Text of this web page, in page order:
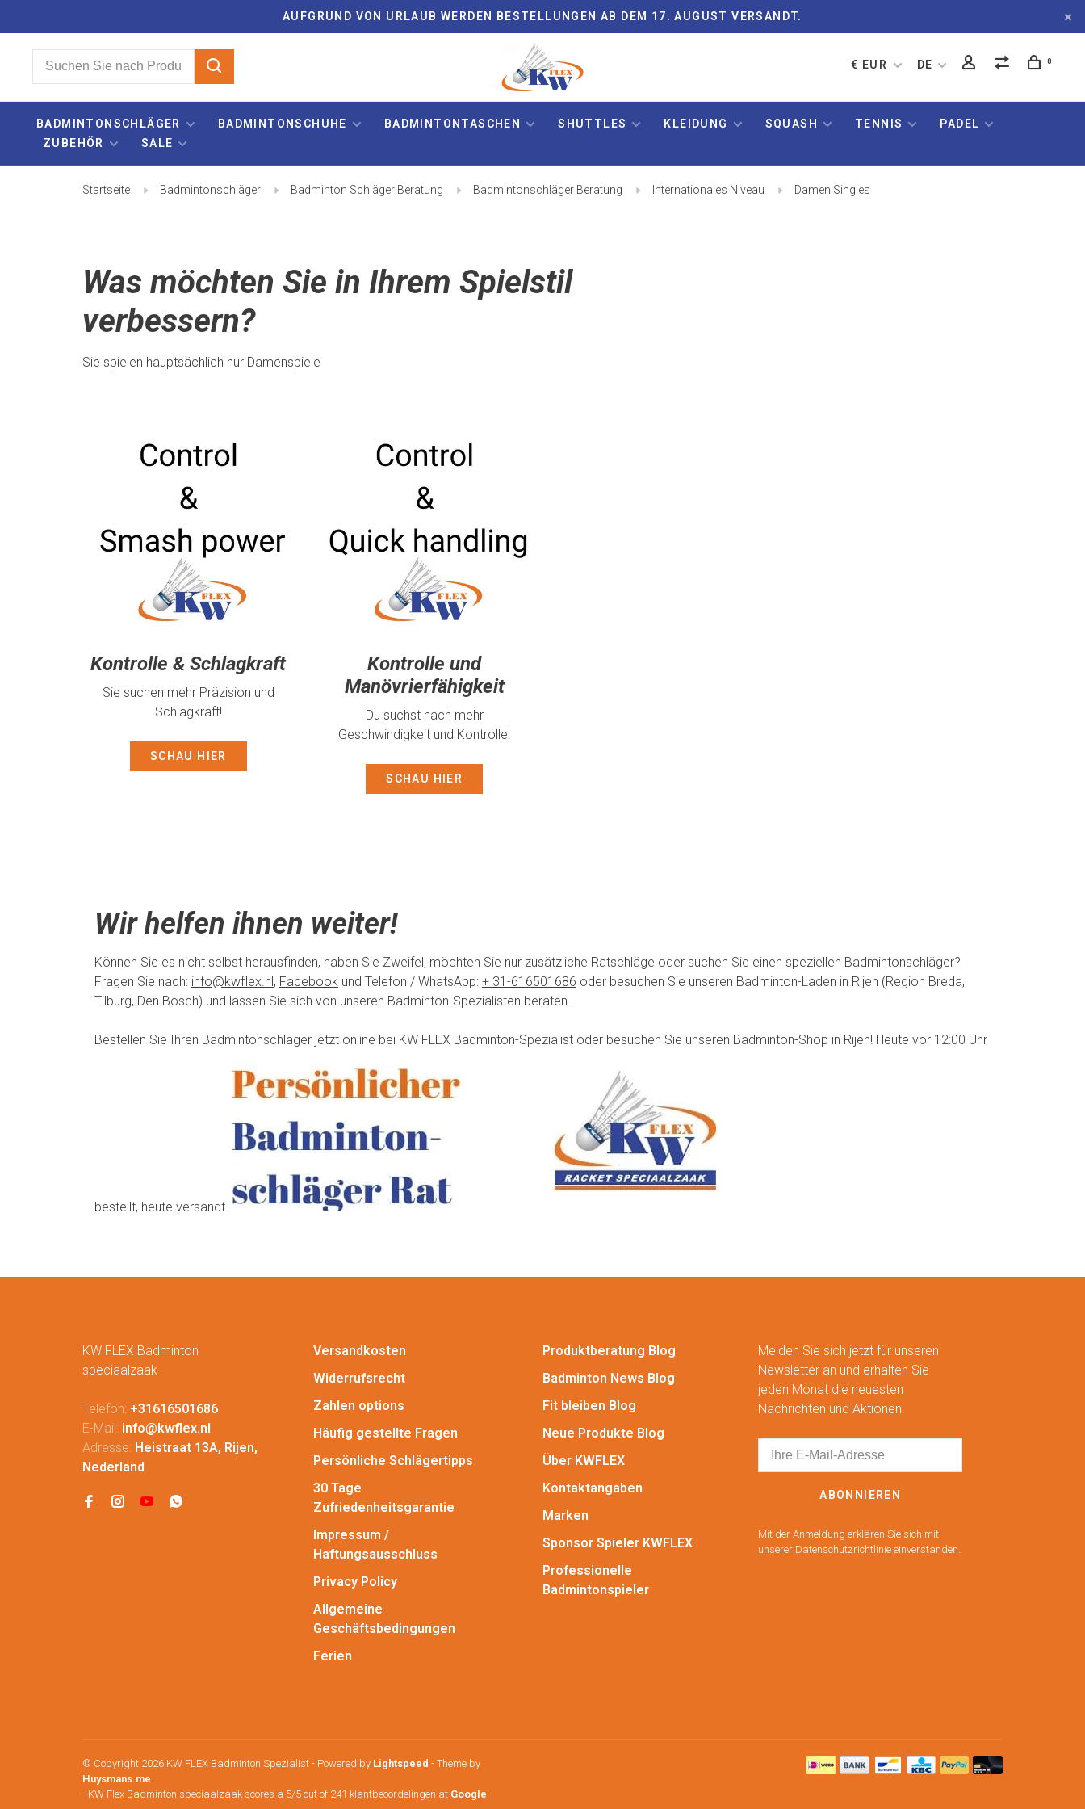
AUFGRUND VON URLAUB WERDEN BESTELLUNGEN AB DEM 17. AUGUST VERSANDT.
€ EUR DE 0
BADMINTONSCHLÄGER BADMINTONSCHUHE BADMINTONTASCHEN SHUTTLES KLEIDUNG SQUASH TENNIS
PADEL
ZUBEHÖR
SALE
Startseite Badmintonschläger Badminton Schläger Beratung Badmintonschläger Beratung Internationales Niveau Damen Singles
Was möchten Sie in Ihrem Spielstil
verbessern?
Sie spielen hauptsächlich nur Damenspiele
Kontrolle & Schlagkraft
Sie suchen mehr Präzision und
Schlagkraft!
SCHAU HIER
Kontrolle und
Manövrierfähigkeit
Du suchst nach mehr
Geschwindigkeit und Kontrolle!
SCHAU HIER
Wir helfen ihnen weiter!
Können Sie es nicht selbst herausfinden, haben Sie Zweifel, möchten Sie nur zusätzliche Ratschläge oder suchen Sie einen speziellen Badmintonschläger?
Fragen Sie nach: info@kwflex.nl, Facebook und Telefon / WhatsApp: + 31-616501686 oder besuchen Sie unseren Badminton-Laden in Rijen (Region Breda,
Tilburg, Den Bosch) und lassen Sie sich von unseren Badminton-Spezialisten beraten.
Bestellen Sie Ihren Badmintonschläger jetzt online bei KW FLEX Badminton-Spezialist oder besuchen Sie unseren Badminton-Shop in Rijen! Heute vor 12:00 Uhr
bestellt, heute versandt.
KW FLEX Badminton
speciaalzaak
Telefon: +31616501686
E-Mail: info@kwflex.nl
Adresse: Heistraat 13A, Rijen,
Nederland
Versandkosten
Widerrufsrecht
Zahlen options
Häufig gestellte Fragen
Persönliche Schlägertipps
30 Tage
Zufriedenheitsgarantie
Impressum /
Haftungsausschluss
Privacy Policy
Allgemeine
Geschäftsbedingungen
Ferien
Produktberatung Blog
Badminton News Blog
Fit bleiben Blog
Neue Produkte Blog
Über KWFLEX
Kontaktangaben
Marken
Sponsor Spieler KWFLEX
Professionelle
Badmintonspieler
Melden Sie sich jetzt für unseren
Newsletter an und erhalten Sie
jeden Monat die neuesten
Nachrichten und Aktionen.
ABONNIEREN
Mit der Anmeldung erklären Sie sich mit
unserer Datenschutzrichtlinie einverstanden.
© Copyright 2026 KW FLEX Badminton Spezialist - Powered by Lightspeed - Theme by
Huysmans.me
- KW Flex Badminton speciaalzaak scores a 5/5 out of 241 klantbeoordelingen at Google